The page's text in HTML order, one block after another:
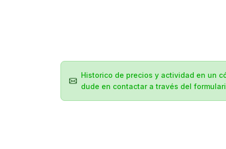
Historico de precios y actividad en un
dude en contactar a través del